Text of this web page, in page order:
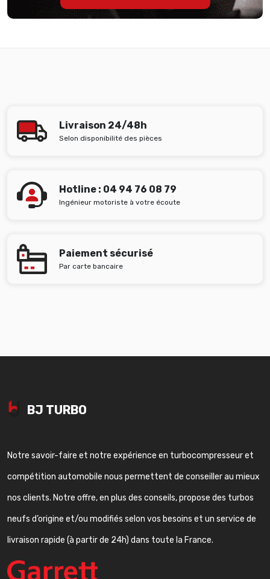
Livraison 24/48h
Selon disponibilité des pièces
Hotline : 04 94 76 08 79
Ingénieur motoriste à votre écoute
Paiement sécurisé
Par carte bancaire
BJ TURBO
Notre savoir-faire et notre expérience en turbocompresseur et
compétition automobile nous permettent de conseiller au mieux
nos clients. Notre offre, en plus des conseils, propose des turbos
neufs d’origine et/ou modifiés selon vos besoins et un service de
livraison rapide (à partir de 24h) dans toute la France.